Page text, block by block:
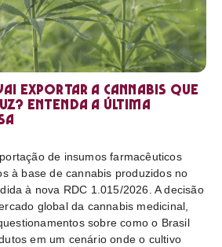
exportar a cannabis que
Entenda a última
de insumos farmacêuticos
à base de cannabis produzidos no
à nova RDC 1.015/2026. A decisão
global da cannabis medicinal,
sobre como o Brasil
em um cenário onde o cultivo